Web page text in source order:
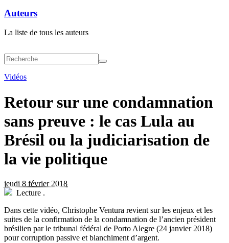
Auteurs
La liste de tous les auteurs
Vidéos
Retour sur une condamnation
sans preuve : le cas Lula au
Brésil ou la judiciarisation de
la vie politique
jeudi 8 février 2018
Lecture .
Dans cette vidéo, Christophe Ventura revient sur les enjeux et les
suites de la confirmation de la condamnation de l’ancien président
brésilien par le tribunal fédéral de Porto Alegre (24 janvier 2018)
pour corruption passive et blanchiment d’argent.